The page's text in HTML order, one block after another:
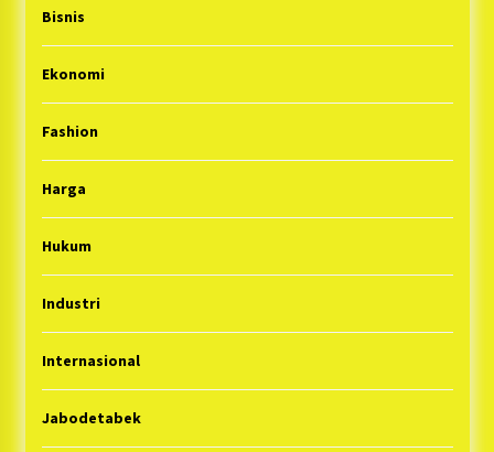
Bisnis
Ekonomi
Fashion
Harga
Hukum
Industri
Internasional
Jabodetabek